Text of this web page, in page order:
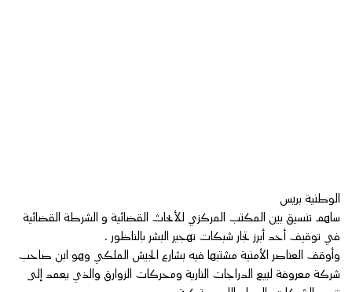
الوطنية بريس
ساهم تنسيق بين المكتب المركزي للأبحاث القضائية و الشرطة القضائية
في توقيف أحد أبرز تجار شبكات تهجير البشر بالناظور .
وأوقف العناصر الأمنية مشتبها فيه بشارع الجيش الملكي وهو ابن صاحب
شركة معروفة لبيع الدراجات النارية ومحركات الزوارق والذي يعمد إلى